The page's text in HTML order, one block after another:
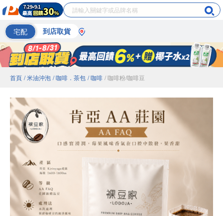
宅配 到店取貨
首頁 / 米油沖泡 / 咖啡．茶包 / 咖啡 / 咖啡粉/咖啡豆